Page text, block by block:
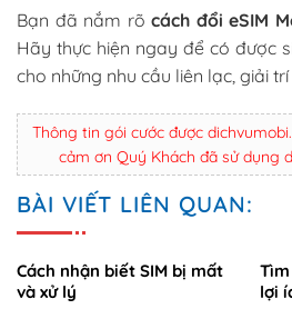
Bạn đã nắm rõ cách đổi eSIM
Hãy thực hiện ngay để có được
cho những nhu cầu liên lạc, giải
Thông tin gói cước được
cảm ơn Quý Khách đã sử dụng
BÀI VIẾT LIÊN QUAN:
Cách nhận biết SIM bị mất
và xử lý
lợi